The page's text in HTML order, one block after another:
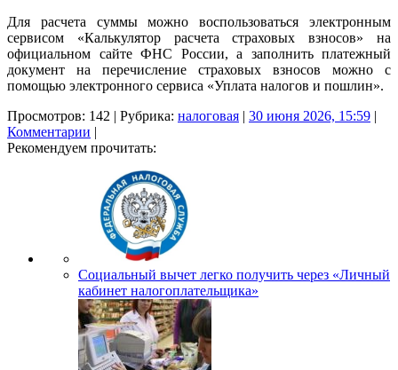
Для расчета суммы можно воспользоваться электронным
сервисом «Калькулятор расчета страховых взносов» на
официальном сайте ФНС России, а заполнить платежный
документ на перечисление страховых взносов можно с
помощью электронного сервиса «Уплата налогов и пошлин».
Просмотров: 142 | Рубрика: налоговая | 30 июня 2026, 15:59 |
Комментарии |
Рекомендуем прочитать:
Социальный вычет легко получить через «Личный
кабинет налогоплательщика»